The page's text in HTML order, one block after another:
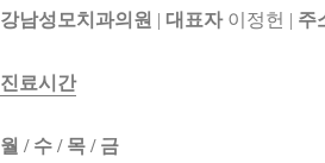
강남성모치과의원 | 대표자 이정헌 | 주
진료시간
월 / 수 / 목 / 금